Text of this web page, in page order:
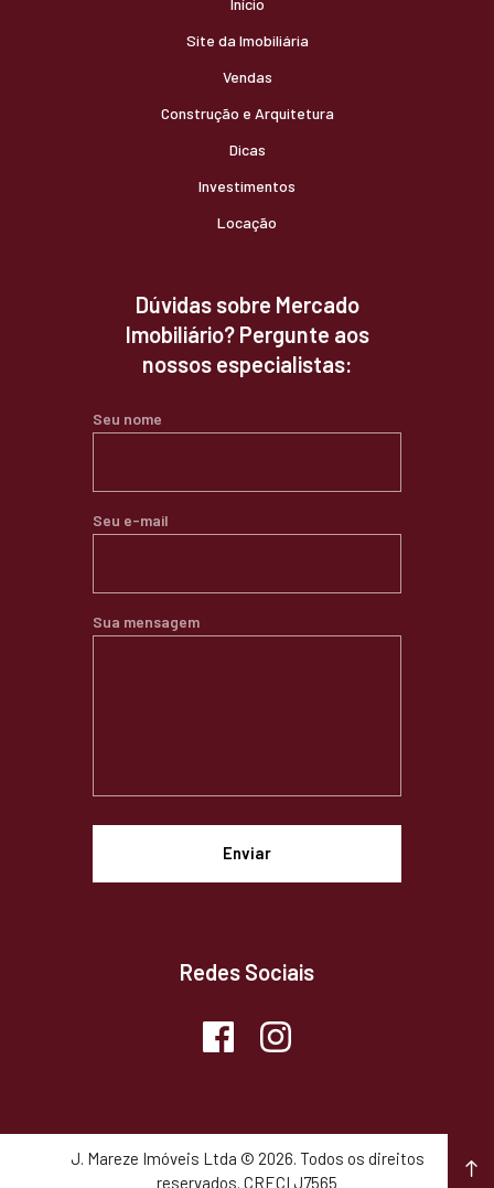
Início
Site da Imobiliária
Vendas
Construção e Arquitetura
Dicas
Investimentos
Locação
Dúvidas sobre Mercado
Imobiliário? Pergunte aos
nossos especialistas:
Seu nome
Seu e-mail
Sua mensagem
Redes Sociais
J. Mareze Imóveis Ltda © 2026. Todos os direitos
reservados. CRECI J7565